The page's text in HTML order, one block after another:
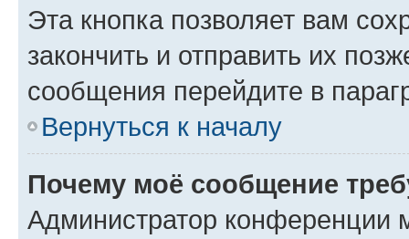
Эта кнопка позволяет вам
закончить и отправить их
сообщения перейдите в
Вернуться к началу
Почему моё сообщение
Администратор конференции